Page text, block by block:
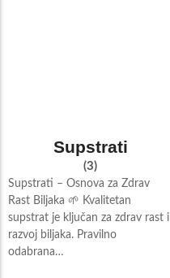
Supstrati
(3)
Supstrati – Osnova za Zdrav
Rast Biljaka 🌱 Kvalitetan
supstrat je ključan za zdrav rast i
razvoj biljaka. Pravilno
odabrana…